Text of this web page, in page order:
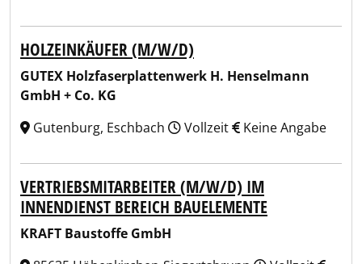
HOLZEINKÄUFER (M/W/D)
GUTEX Holzfaserplattenwerk H. Henselmann
GmbH + Co. KG
Gutenburg, Eschbach
Vollzeit Keine Angabe
VERTRIEBSMITARBEITER (M/W/D) IM
INNENDIENST BEREICH BAUELEMENTE
KRAFT Baustoffe GmbH